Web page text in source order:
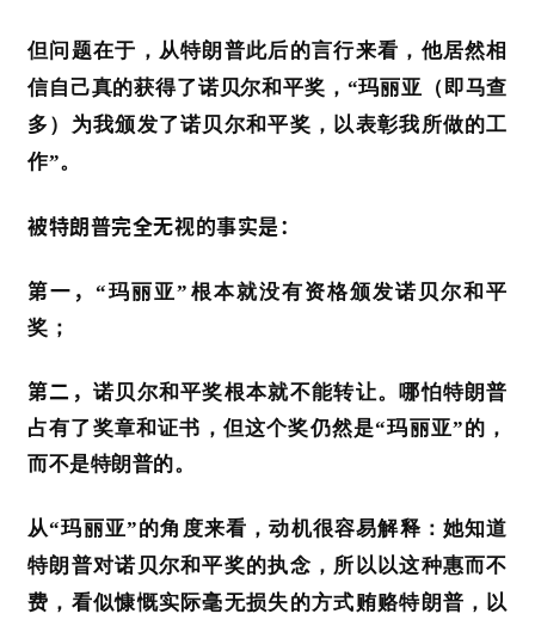
但问题在于，从特朗普此后的言行来看，他居然相
信自己真的获得了诺贝尔和平奖， “玛丽亚（即马查
多）为我颁发了诺贝尔和平奖，以表彰我所做的工
作”。
被特朗普完全无视的事实是：
第一，“玛丽亚”根本就没有资格颁发诺贝尔和平
奖；
第二， 诺贝尔和平奖根本就不能转让。哪怕特朗普
占有了奖章和证书，但这个奖仍然是“玛丽亚”的，
而不是特朗普的。
从“玛丽亚”的角度来看，动机很容易解释：她知道
特朗普对诺贝尔和平奖的执念，所以以这种惠而不
费，看似慷慨实际毫无损失的方式贿赂特朗普，以